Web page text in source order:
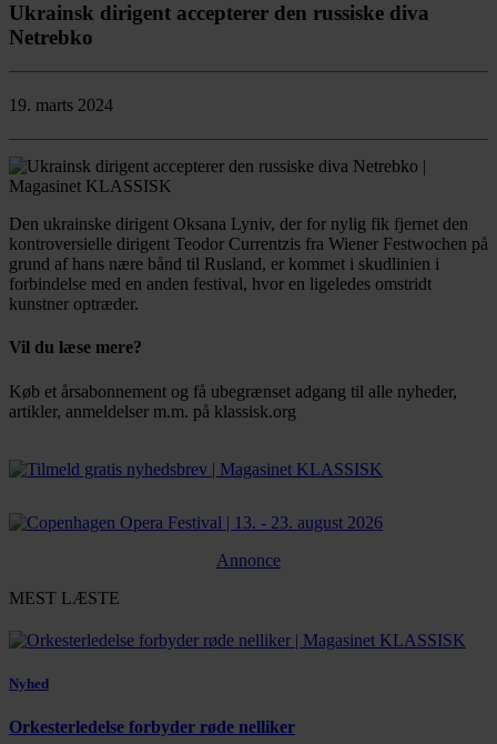
Ukrainsk dirigent accepterer den russiske diva
Netrebko
19. marts 2024
Den ukrainske dirigent Oksana Lyniv, der for nylig fik fjernet den
kontroversielle dirigent Teodor Currentzis fra Wiener Festwochen på
grund af hans nære bånd til Rusland, er kommet i skudlinien i
forbindelse med en anden festival, hvor en ligeledes omstridt
kunstner optræder.
Vil du læse mere?
Køb et årsabonnement og få ubegrænset adgang til alle nyheder,
artikler, anmeldelser m.m. på klassisk.org
Annonce
MEST LÆSTE
Nyhed
Orkesterledelse forbyder røde nelliker